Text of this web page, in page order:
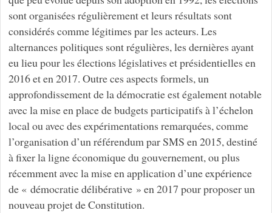
sont organisées régulièrement et leurs résultats sont
considérés comme légitimes par les acteurs. Les
alternances politiques sont régulières, les dernières ayant
eu lieu pour les élections législatives et présidentielles en
2016 et en 2017. Outre ces aspects formels, un
approfondissement de la démocratie est également notable
avec la mise en place de budgets participatifs à l’échelon
local ou avec des expérimentations remarquées, comme
l’organisation d’un référendum par SMS en 2015, destiné
à fixer la ligne économique du gouvernement, ou plus
récemment avec la mise en application d’une expérience
de « démocratie délibérative » en 2017 pour proposer un
nouveau projet de Constitution.